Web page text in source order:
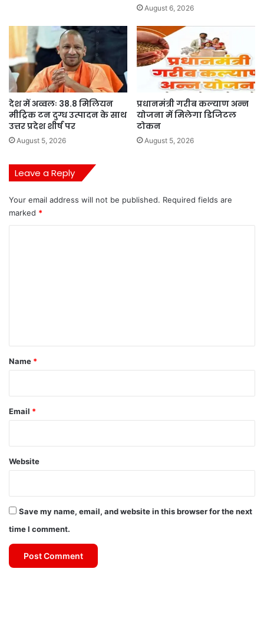
August 6, 2026
देश में अव्वलः 38.8 मिलियन
मीट्रिक टन दुग्ध उत्पादन के साथ
उत्तर प्रदेश शीर्ष पर
August 5, 2026
प्रधानमंत्री गरीब कल्याण अन्न
योजना में मिलेगा डिजिटल
टोकन
August 5, 2026
Leave a Reply
Your email address will not be published. Required fields are
marked *
*
Name *
Email *
Website
Save my name, email, and website in this browser for the next
time I comment.